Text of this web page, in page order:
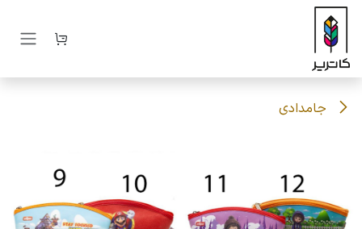
صرف نظر و مشاهده محتوا
جامدادی